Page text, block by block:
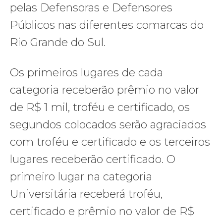
pelas Defensoras e Defensores
Públicos nas diferentes comarcas do
Rio Grande do Sul.
Os primeiros lugares de cada
categoria receberão prêmio no valor
de R$ 1 mil, troféu e certificado, os
segundos colocados serão agraciados
com troféu e certificado e os terceiros
lugares receberão certificado. O
primeiro lugar na categoria
Universitária receberá troféu,
certificado e prêmio no valor de R$